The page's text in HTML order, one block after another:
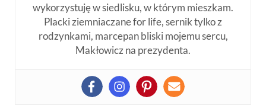
wykorzystuję w siedlisku, w którym mieszkam.
Placki ziemniaczane for life, sernik tylko z
rodzynkami, marcepan bliski mojemu sercu,
Makłowicz na prezydenta.